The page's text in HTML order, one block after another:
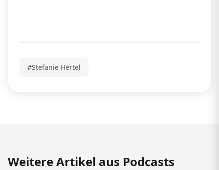
#Stefanie Hertel
Weitere Artikel aus Podcasts